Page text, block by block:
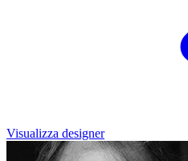
Visualizza designer